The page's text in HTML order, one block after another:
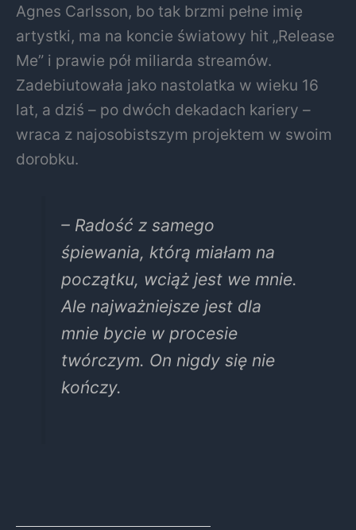
Agnes Carlsson, bo tak brzmi pełne imię
artystki, ma na koncie światowy hit „Release
Me” i prawie pół miliarda streamów.
Zadebiutowała jako nastolatka w wieku 16
lat, a dziś – po dwóch dekadach kariery –
wraca z najosobistszym projektem w swoim
dorobku.
– Radość z samego
śpiewania, którą miałam na
początku, wciąż jest we mnie.
Ale najważniejsze jest dla
mnie bycie w procesie
twórczym. On nigdy się nie
kończy.